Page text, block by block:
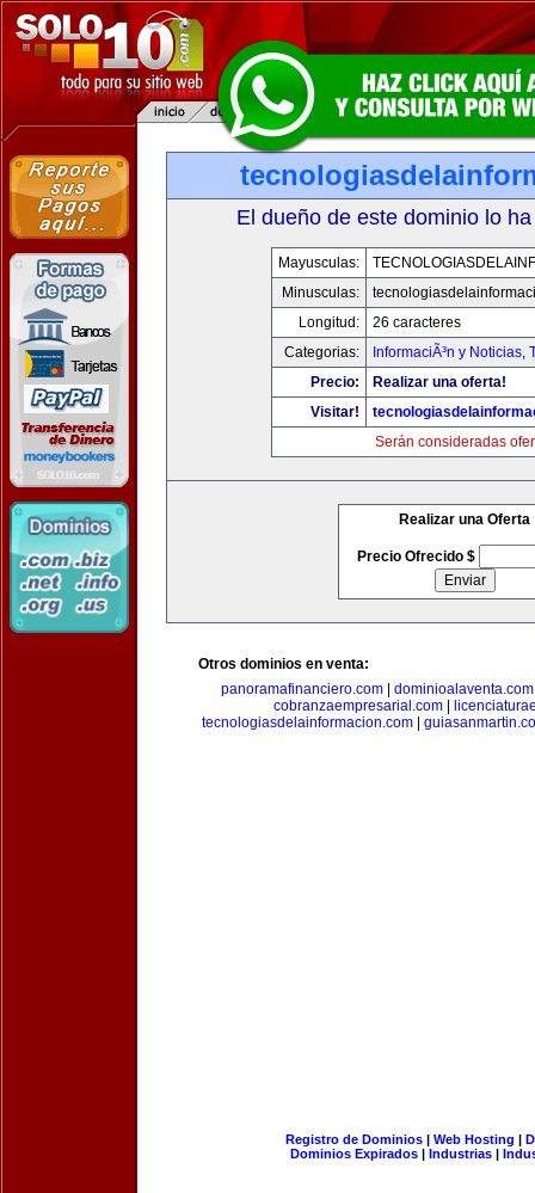
El dueño de este dominio lo
Mayusculas:
Minusculas:
Longitud:
26 caracteres
Categorias:
InformaciÃ³n y Noticias,
Precio:
Realizar una oferta!
Visitar!
Serán consideradas
Realizar una Oferta
Precio Ofrecido $
Otros dominios en venta:
panoramafinanciero.com
dominioalaventa.com
cobranzaempresarial.com
tecnologiasdelainformacion.com|
Registro de Dominios| Web Hosting |
Dominios Expirados | Industrias |